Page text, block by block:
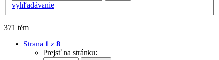
vyhľadávanie
371 tém
Strana 1 z 8
Prejsť na stránku: